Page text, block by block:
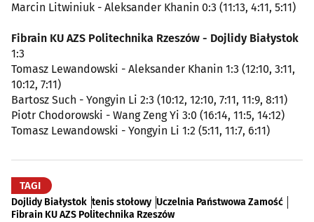
Marcin Litwiniuk - Aleksander Khanin 0:3 (11:13, 4:11, 5:11)
Fibrain KU AZS Politechnika Rzeszów - Dojlidy Białystok
1:3
Tomasz Lewandowski - Aleksander Khanin 1:3 (12:10, 3:11,
10:12, 7:11)
Bartosz Such - Yongyin Li 2:3 (10:12, 12:10, 7:11, 11:9, 8:11)
Piotr Chodorowski - Wang Zeng Yi 3:0 (16:14, 11:5, 14:12)
Tomasz Lewandowski - Yongyin Li 1:2 (5:11, 11:7, 6:11)
TAGI
Dojlidy Białystok tenis stołowy Uczelnia Państwowa Zamość
Fibrain KU AZS Politechnika Rzeszów